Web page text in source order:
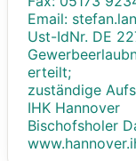
Email:
Ust-IdNr. DE
erteilt;
zuständige
IHK Hannover
Bischofsholer